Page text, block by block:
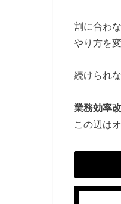
割に合わ
やり方を
続けられ
業務効率
この辺は